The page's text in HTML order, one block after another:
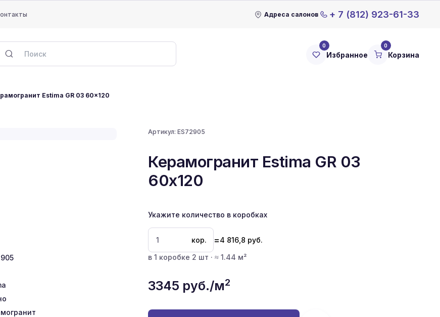
Адреса салонов + 7 (812) 923-61-33
0
Избранное
0
Корзина
Estima GR 03 60x120
Артикул:ES72905
Керамогранит Estima GR 03
60x120
Укажите количество в коробках
кор. =4 816,8 руб.
в 1 коробке 2 шт · ≈ 1.44 м²
3345 руб./м2